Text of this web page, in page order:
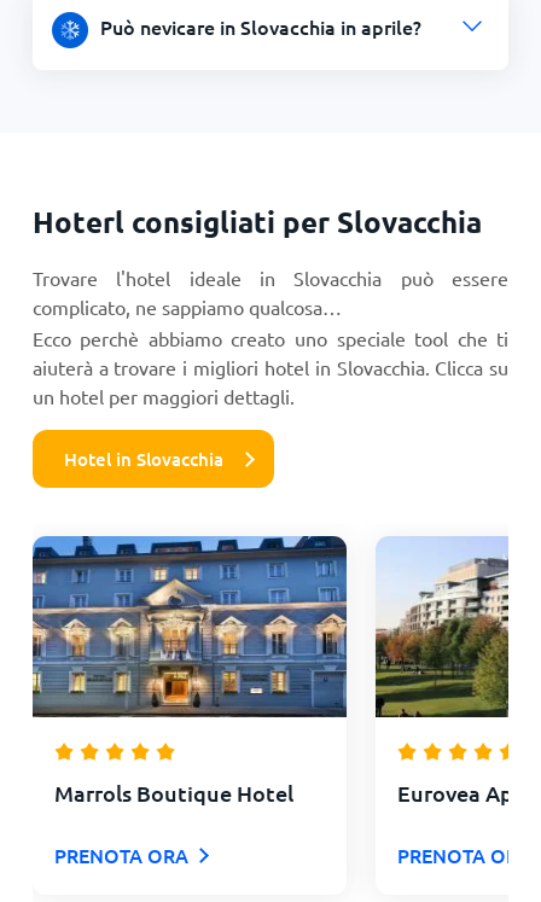
Può nevicare in Slovacchia in aprile?
Hoterl consigliati per Slovacchia
Trovare l'hotel ideale in Slovacchia può essere
complicato, ne sappiamo qualcosa…
Ecco perchè abbiamo creato uno speciale tool che ti
aiuterà a trovare i migliori hotel in Slovacchia. Clicca su
un hotel per maggiori dettagli.
Hotel in Slovacchia
Marrols Boutique Hotel
PRENOTA ORA
Eurovea
PRENOTA ORA